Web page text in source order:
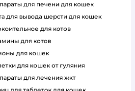
для печени для кошек
для вывода шерсти для кошек
для котов
для котов
для кошек
для кошек от гуляния
для лечения жкт